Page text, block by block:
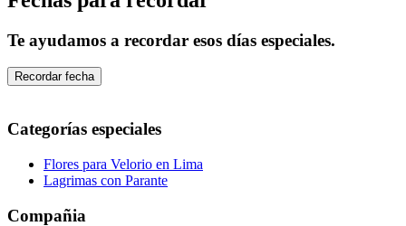
Te ayudamos a recordar esos días especiales.
Recordar fecha
Categorías especiales
Flores para Velorio en Lima
Lagrimas con Parante
Compañia